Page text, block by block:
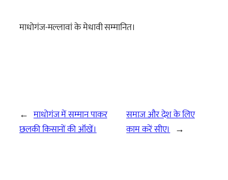
माधोगंज-मल्लावां के मेधावी सम्मानित।
← माधोगंज में सम्मान पाकर
छलकी किसानों की ऑंखें।
समाज और देश के लिए
काम करें सीए। →